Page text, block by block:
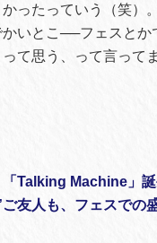
ったっていう（笑）
いとこ──フェスと
て思う、って言って
Talking Machine」
友人も、フェスでの